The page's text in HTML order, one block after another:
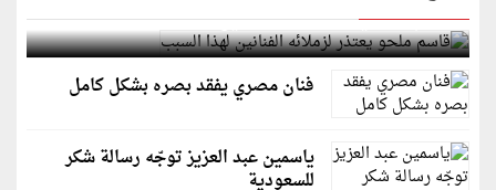
قاسم ملحو يعتذر لزملائه الفنانين لهذا السبب
فنان مصري يفقد بصره بشكل كامل
ياسمين عبد العزيز توجّه رسالة شكر
للسعودية